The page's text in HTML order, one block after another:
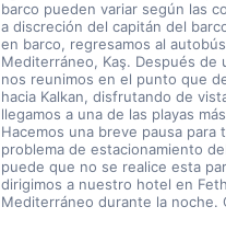
barco pueden variar según las
a discreción del capitán del
en barco, regresamos al
Mediterráneo, Kaş. Después
nos reunimos en el punto que
hacia Kalkan, disfrutando de
llegamos a una de las playas
Hacemos una breve pausa
problema de estacionamiento
puede que no se realice esta
dirigimos a nuestro hotel en
Mediterráneo durante la noche.